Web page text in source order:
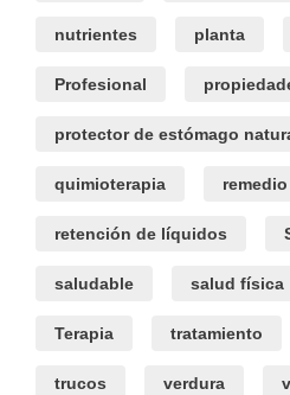
nutrientes planta
Profesional
protector de estómago
quimioterapia remedio
retención de líquidos
saludable salud física
Terapia tratamiento
trucos verdura